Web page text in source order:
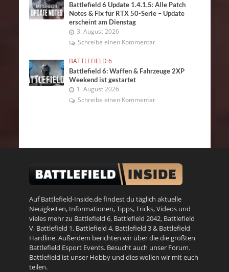
Battlefield 6 Update 1.4.1.5: Alle Patch
Notes & Fix für RTX 50-Serie – Update
erscheint am Dienstag
3. August 2026
Schreibe einen Kommentar
BATTLEFIELD 6
Battlefield 6: Waffen & Fahrzeuge 2XP
Weekend ist gestartet
1. August 2026
Schreibe einen Kommentar
Auf Battlefield-Inside.de findest du täglich aktuelle
Neuigkeiten, Informationen, Tipps, Tricks, Videos und
vieles mehr zu Battlefield 6, Battlefield 2042, Battlefield
V, Battlefield 1, Battlefield 4, Battlefield 3& Battlefield
Hardline. Außerdem berichten wir über die die größten
Battlefield Esport Events. Besucht auch unser Forum.
Battlefield ist unser Hobby und dies wollen wir mit euch
teilen.